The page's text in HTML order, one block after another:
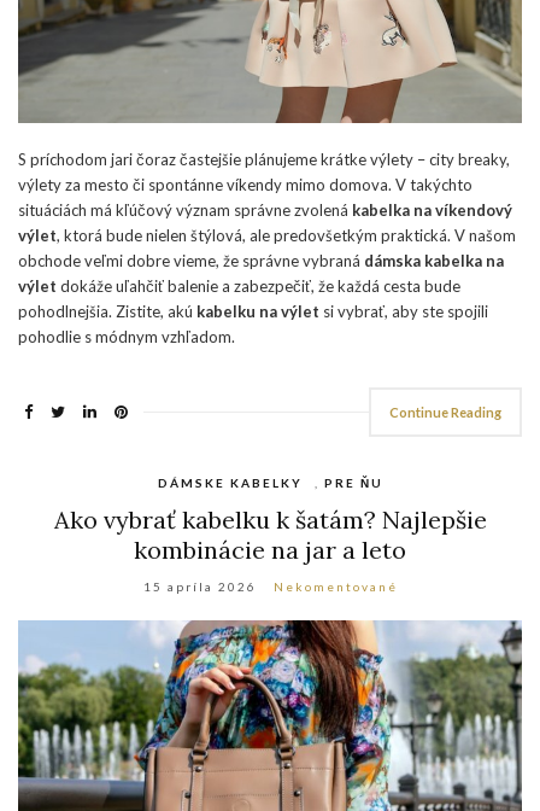
S príchodom jari čoraz častejšie plánujeme krátke výlety – city breaky,
výlety za mesto či spontánne víkendy mimo domova. V takýchto
situáciách má kľúčový význam správne zvolená kabelka na víkendový
výlet, ktorá bude nielen štýlová, ale predovšetkým praktická. V našom
obchode veľmi dobre vieme, že správne vybraná dámska kabelka na
výlet dokáže uľahčiť balenie a zabezpečiť, že každá cesta bude
pohodlnejšia. Zistite, akú kabelku na výlet si vybrať, aby ste spojili
pohodlie s módnym vzhľadom.
Continue Reading
DÁMSKE KABELKY , PRE ŇU
Ako vybrať kabelku k šatám? Najlepšie
kombinácie na jar a leto
15 apríla 2026 Nekomentované